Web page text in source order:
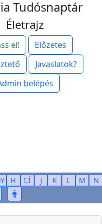
Tudósnaptár
Életrajz
el!
Előzetes
Javaslatok?
belépés
H I,Í J K L M
N